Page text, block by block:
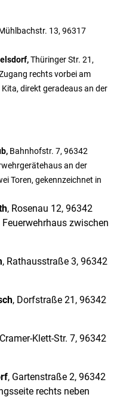
13, 96317
Thüringer Str. 21,
rechts vorbei am
direkt geradeaus an der
Bahnhofstr. 7, 96342
an der
Toren, gekennzeichnet in
, Rosenau 12, 96342
Feuerwehrhaus zwischen
, Rathausstraße 3, 96342
, Dorfstraße 21, 96342
Klett-Str. 7, 96342
, Gartenstraße 2, 96342
rechts neben